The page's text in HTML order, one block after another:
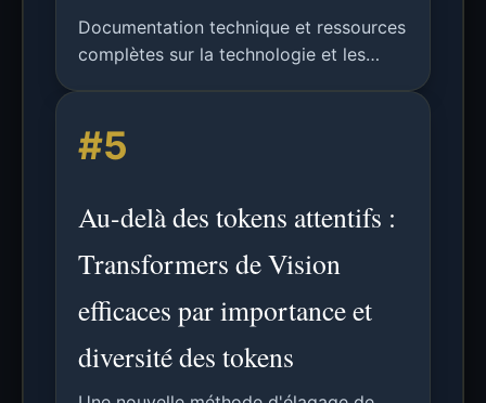
Documentation technique et ressources
complètes sur la technologie et les
#5
Au-delà des tokens attentifs :
Transformers de Vision
efficaces par importance et
diversité des tokens